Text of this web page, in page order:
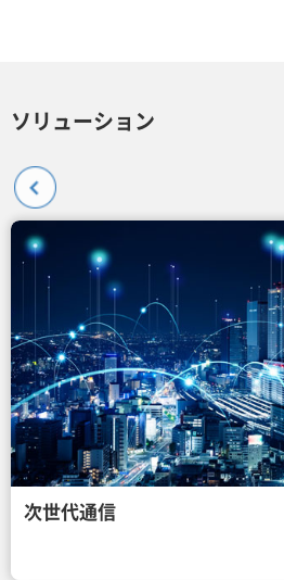
ソリューション
次世代通信